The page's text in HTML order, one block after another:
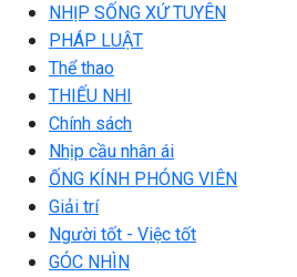
NHỊP SỐNG XỨ TUYÊN
PHÁP LUẬT
Thể thao
THIẾU NHI
Chính sách
Nhịp cầu nhân ái
ỐNG KÍNH PHÓNG VIÊN
Giải trí
Người tốt - Việc tốt
GÓC NHÌN